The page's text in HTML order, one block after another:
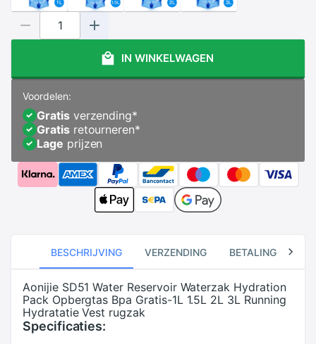
IN WINKELWAGEN
Voordelen:
Gratisverzending*
Gratisretourneren*
Lage prijzen
BESCHRIJVING VERZENDING BETALING
Aonijie SD51 Water Reservoir Waterzak Hydration
Pack Opbergtas Bpa Gratis-1L 1.5L 2L 3L Running
Hydratatie Vest rugzak
Specificaties: